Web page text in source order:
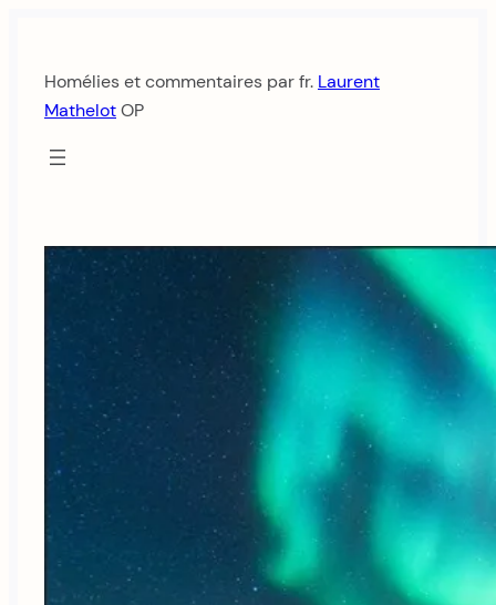
contenu
Homélies et commentaires par fr. Laurent
MathelotOP